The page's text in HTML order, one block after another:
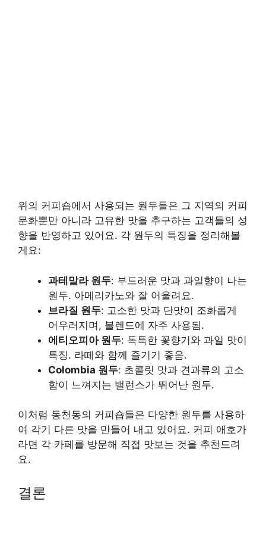
위의 커피숍에서 사용되는 원두들은 그 지역의 커피
문화뿐만 아니라 고유한 맛을 추구하는 고객들의 성
향을 반영하고 있어요. 각 원두의 특징을 정리해볼
게요:
과테말라 원두: 부드러운 맛과 과일향이 나는
원두. 아메리카노와 잘 어울려요.
브라질 원두: 고소한 맛과 단맛이 조화롭게
어우러지며, 블렌드에 자주 사용됨.
에티오피아 원두: 독특한 꽃향기와 과일 맛이
특징. 라떼와 함께 즐기기 좋음.
Colombia 원두: 초콜릿 맛과 견과류의 고소
함이 느껴지는 밸런스가 뛰어난 원두.
이처럼 동천동의 커피숍들은 다양한 원두를 사용하
여 각기 다른 맛을 만들어 내고 있어요. 커피 애호가
라면 각 카페를 방문해 직접 맛보는 것을 추천드려
요.
결론